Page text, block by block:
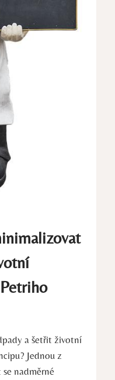
a šetřit životní
‌Jednou z⁣
nadměrné